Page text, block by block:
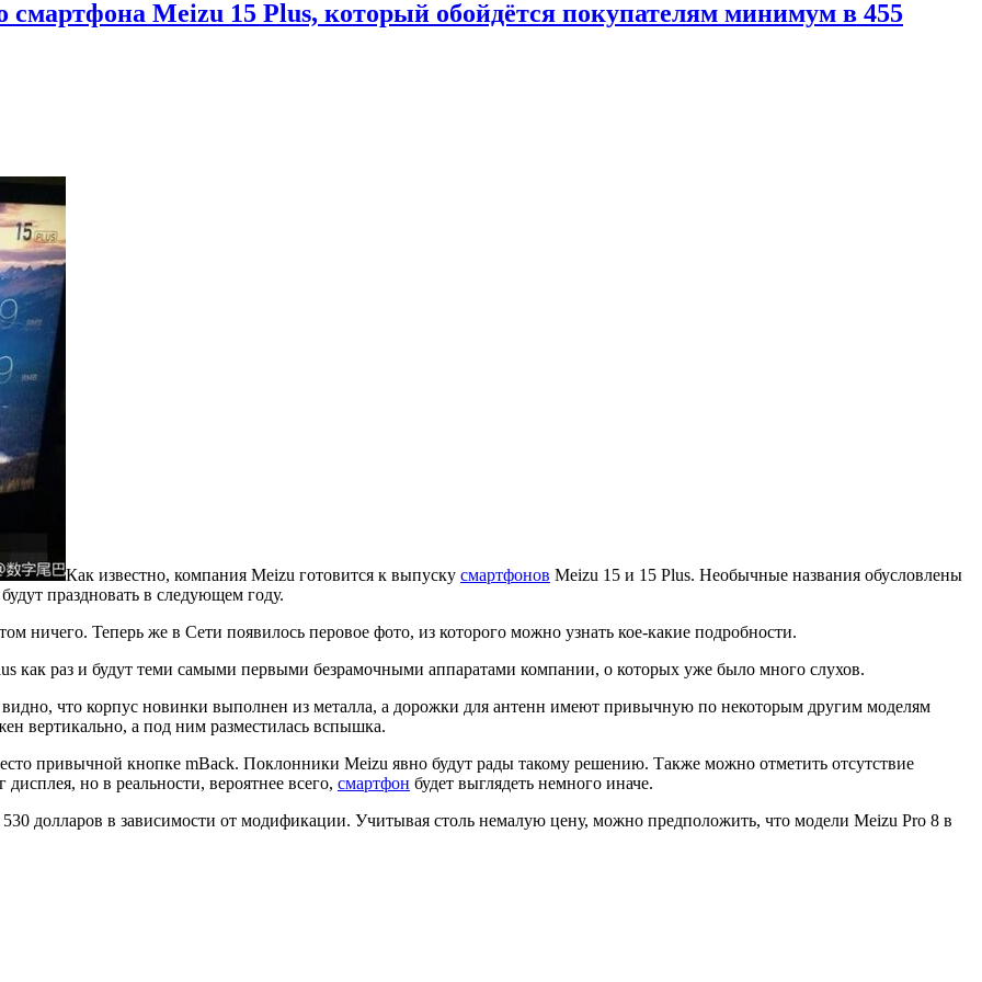
смартфона Meizu 15 Plus, который обойдётся покупателям минимум в 455
Как известно, компания Meizu готовится к выпуску смартфонов Meizu 15 и 15 Plus. Необычные названия обусловлены
праздновать в следующем году.
ничего. Теперь же в Сети появилось перовое фото, из которого можно узнать кое-какие подробности.
как раз и будут теми самыми первыми безрамочными аппаратами компании, о которых уже было много слухов.
что корпус новинки выполнен из металла, а дорожки для антенн имеют привычную по некоторым другим моделям
вертикально, а под ним разместилась вспышка.
привычной кнопке mBack. Поклонники Meizu явно будут рады такому решению. Также можно отметить отсутствие
но в реальности, вероятнее всего, смартфон будет выглядеть немного иначе.
530 долларов в зависимости от модификации. Учитывая столь немалую цену, можно предположить, что модели Meizu Pro 8 в